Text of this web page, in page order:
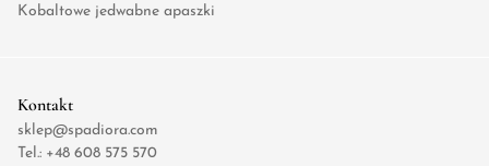
Kobaltowe jedwabne apaszki
Kontakt
sklep@spadiora.com
Tel.: +48 608 575 570